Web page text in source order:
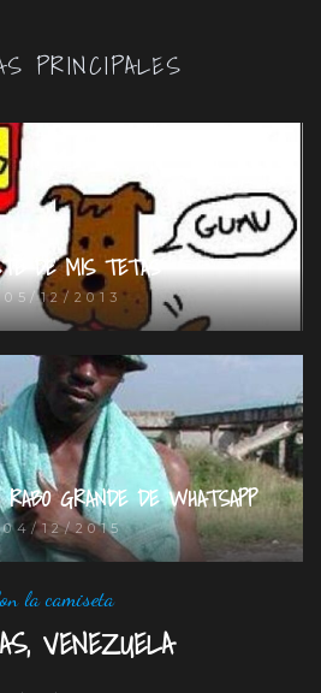
PRINCIPALES
DE MIS TETAS
05/12/2013
GRANDE DE WHATSAPP
04/12/2015
la camiseta
VENEZUELA